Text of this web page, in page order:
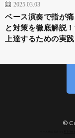
2025.03.03
ベース演奏で指が
と対策を徹底解説
上達するための実
©